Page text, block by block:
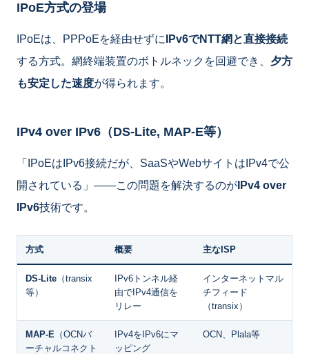
IPoE方式の登場
IPoEは、PPPoEを経由せずに IPv6でNTT網と直接接続
する方式。網終端装置のボトルネックを回避でき、 夕方
も安定した速度が得られます。
IPv4 over IPv6（DS-Lite, MAP-E等）
「IPoEはIPv6接続だが、SaaSやWebサイトはIPv4で公
開されている」――この問題を解決するのが IPv4 over
IPv6技術です。
方式 概要 主なISP
DS-Lite （transix
等）
IPv6トンネル経
由でIPv4通信を
リレー
インターネットマル
チフィード
（transix）
MAP-E （OCNバ
ーチャルコネクト
IPv4をIPv6にマ
ッピング
OCN、Plala等